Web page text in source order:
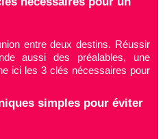
entre deux destins. Réussir
aussi des préalables, une
ici les 3 clés nécessaires pour
simples pour éviter